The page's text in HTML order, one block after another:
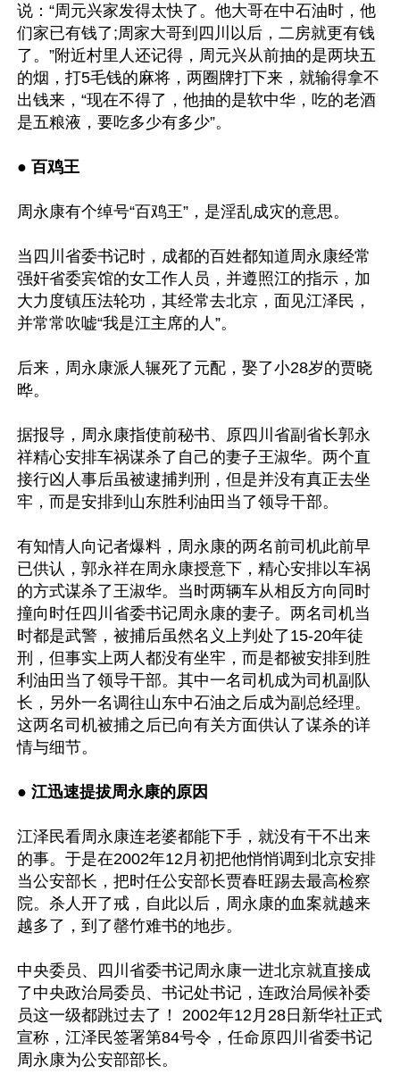
说：“周元兴家发得太快了。他大哥在中石油时，他
们家已有钱了;周家大哥到四川以后，二房就更有钱
了。”附近村里人还记得，周元兴从前抽的是两块五
的烟，打5毛钱的麻将，两圈牌打下来，就输得拿不
出钱来，“现在不得了，他抽的是软中华，吃的老酒
是五粮液，要吃多少有多少”。
● 百鸡王
周永康有个绰号“百鸡王”，是淫乱成灾的意思。
当四川省委书记时，成都的百姓都知道周永康经常
强奸省委宾馆的女工作人员，并遵照江的指示，加
大力度镇压法轮功，其经常去北京，面见江泽民，
并常常吹嘘“我是江主席的人”。
后来，周永康派人辗死了元配，娶了小28岁的贾晓
晔。
据报导，周永康指使前秘书、原四川省副省长郭永
祥精心安排车祸谋杀了自己的妻子王淑华。两个直
接行凶人事后虽被逮捕判刑，但是并没有真正去坐
牢，而是安排到山东胜利油田当了领导干部。
有知情人向记者爆料，周永康的两名前司机此前早
已供认，郭永祥在周永康授意下，精心安排以车祸
的方式谋杀了王淑华。当时两辆车从相反方向同时
撞向时任四川省委书记周永康的妻子。两名司机当
时都是武警，被捕后虽然名义上判处了15-20年徒
刑，但事实上两人都没有坐牢，而是都被安排到胜
利油田当了领导干部。其中一名司机成为司机副队
长，另外一名调往山东中石油之后成为副总经理。
这两名司机被捕之后已向有关方面供认了谋杀的详
情与细节。
● 江迅速提拔周永康的原因
江泽民看周永康连老婆都能下手，就没有干不出来
的事。于是在2002年12月初把他悄悄调到北京安排
当公安部长，把时任公安部长贾春旺踢去最高检察
院。杀人开了戒，自此以后，周永康的血案就越来
越多了，到了罄竹难书的地步。
中央委员、四川省委书记周永康一进北京就直接成
了中央政治局委员、书记处书记，连政治局候补委
员这一级都跳过去了！ 2002年12月28日新华社正式
宣称，江泽民签署第84号令，任命原四川省委书记
周永康为公安部部长。